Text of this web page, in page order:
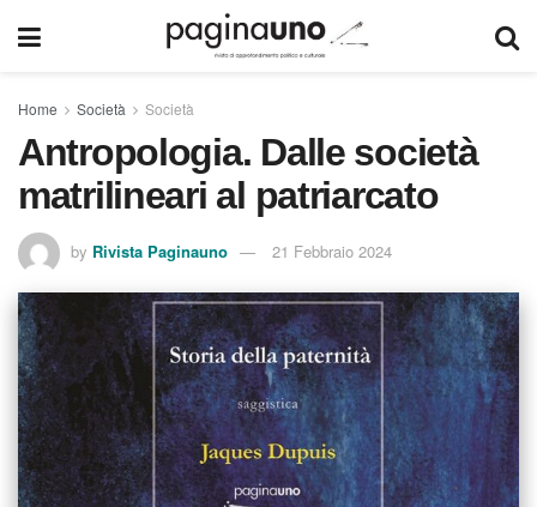
Home Società Società
Antropologia. Dalle società
matrilineari al patriarcato
by Rivista Paginauno 21 Febbraio 2024